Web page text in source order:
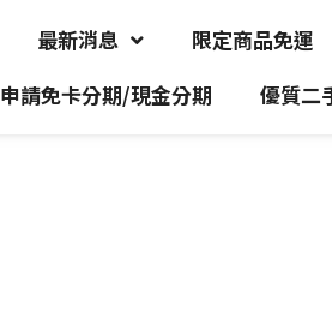
最新消息 限定商品免運
申請免卡分期/現金分期
優質二